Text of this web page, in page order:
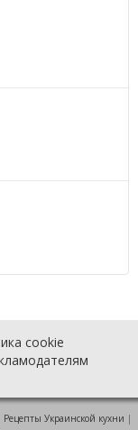
cookie
Рецепты Украинской кухни |